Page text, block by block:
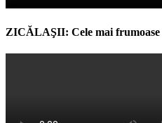
ZICĂLAŞII: Cele mai frumoase